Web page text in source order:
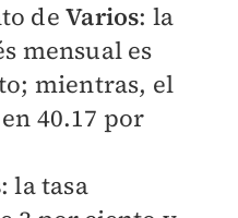
deVarios: la
mensual es
mientras, el
40.17 por
: la tasa